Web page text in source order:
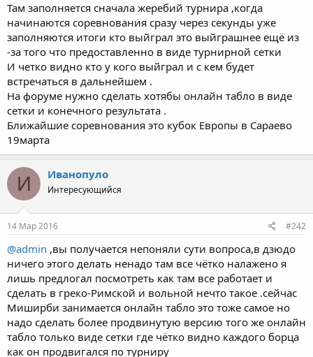
Там заполняется сначала жеребий турнира ,когда
начинаются соревнования сразу через секунды уже
заполняются итоги кто выйграл это выйграшнее ещё из
-за того что предоставленно в виде турнирной сетки
И четко видно кто у кого выйграл и с кем будет
встречаться в дальнейшем .
На форуме нужно сделать хотябы онлайн табло в виде
сетки и конечного результата .
Ближайшие соревнования это кубок Европы в Сараево
19марта
И Иванопуло
Интересующийся
14 Мар 2016 #242
@admin ,вы получается непоняли сути вопроса,в дзюдо
ничего этого делать ненадо там все чётко налажено я
лишь предлогал посмотреть как там все работает и
сделать в греко-Римской и вольной нечто такое .сейчас
Миширби занимается онлайн табло это тоже самое но
надо сделать более продвинутую версию того же онлайн
табло только виде сетки где чётко видно каждого борца
как он продвигался по турниру